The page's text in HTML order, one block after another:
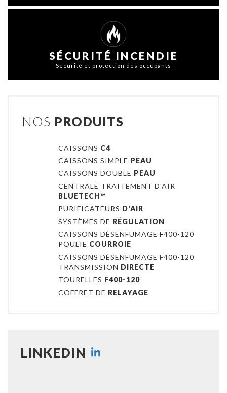
SÉCURITÉ INCENDIE
Sécurité et protection des occupants
NOS PRODUITS
CAISSONS C4
CAISSONS SIMPLE PEAU
CAISSONS DOUBLE PEAU
CENTRALE TRAITEMENT D'AIR
BLUETECH™
PURIFICATEURS D'AIR
SYSTÈMES DE RÉGULATION
CAISSONS DÉSENFUMAGE F400-120
POULIE COURROIE
CAISSONS DÉSENFUMAGE F400-120
TRANSMISSION DIRECTE
TOURELLES F400-120
COFFRET DE RELAYAGE
LINKEDIN